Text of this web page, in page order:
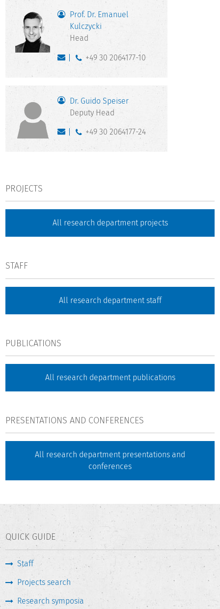
Prof. Dr. Emanuel
Kulczycki
Head
+49 30 2064177-10
Dr. Guido Speiser
Deputy Head
+49 30 2064177-24
PROJECTS
All research department projects
STAFF
All research department staff
PUBLICATIONS
All research department publications
PRESENTATIONS AND CONFERENCES
All research department presentations and
conferences
QUICK GUIDE
Staff
Projects search
Research symposia